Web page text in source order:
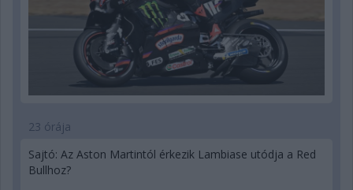
23 órája
Sajtó: Az Aston Martintól érkezik Lambiase utódja a Red
Bullhoz?